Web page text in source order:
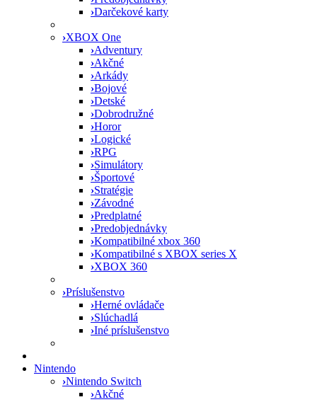
›Darčekové karty
›XBOX One
›Adventury
›Akčné
›Arkády
›Bojové
›Detské
›Dobrodružné
›Horor
›Logické
›RPG
›Simulátory
›Športové
›Stratégie
›Závodné
›Predplatné
›Predobjednávky
›Kompatibilné xbox 360
›Kompatibilné s XBOX series X
›XBOX 360
›Príslušenstvo
›Herné ovládače
›Slúchadlá
›Iné príslušenstvo
Nintendo
›Nintendo Switch
›Akčné